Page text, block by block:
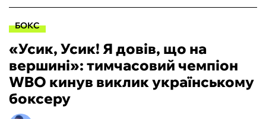
ФУТБОЛ
БОКС
ХОКЕЙ
БОКС
«Усик, Усик! Я довів, що на
вершині»: тимчасовий чемпіон
WBO кинув виклик українському
боксеру